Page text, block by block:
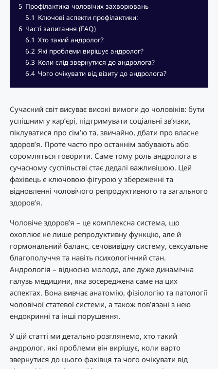
5 Профілактика чоловічих захворювань
5.1 Ключові аспекти профілактики:
6 Часті запитання (FAQ)
6.1 Хто такий андролог?
6.2 Які проблеми вирішує андролог?
6.3 Коли слід звернутися до андролога?
6.4 Чого очікувати від візиту до андролога?
Сучасний світ висуває високі вимоги до чоловіків: бути
успішним у кар’єрі, підтримувати соціальні зв’язки,
піклуватися про сім’ю та, звичайно, дбати про власне
здоров’я. Проте часто про останнім забувають або
соромляться говорити. Саме тому роль андролога в
сучасному суспільстві стає дедалі важливішою. Цей
фахівець є ключовою фігурою у збереженні та
відновленні чоловічого репродуктивного та загального
здоров’я.
Чоловіче здоров’я – це комплексна система, що
охоплює не лише репродуктивну функцію, але й
гормональний баланс, сечовивідну систему, сексуальне
благополуччя та навіть психологічний стан.
Андрологія – відносно молода, але дуже динамічна
галузь медицини, яка зосереджена саме на цих
аспектах. Вона вивчає анатомію, фізіологію та патології
чоловічої статевої системи, а також пов’язані з нею
ендокринні та інші порушення.
У цій статті ми детально розглянемо, хто такий
андролог, які проблеми він вирішує, коли варто
звернутися до цього фахівця та чого очікувати від